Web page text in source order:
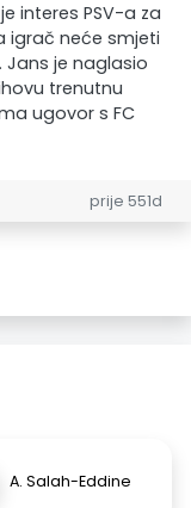
interes PSV-a za
igrač neće smjeti
Jans je naglasio
trenutnu
ugovor s FC
prije 551d
A. Salah-Eddine